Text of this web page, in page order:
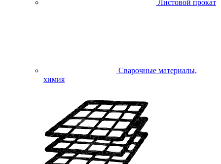
Листовой прокат
Сварочные материалы,
химия